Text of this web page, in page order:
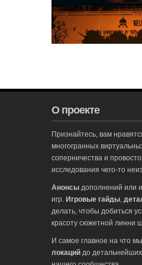
О проекте
Признайтесь, вам
многогранных
соперничества и
исследования чего-то
Анонсы дополнений или
игр. Игровые гайды,
делать, чтобы добиться
красоту сюжетной линни
И самое главное на что
локаций до детальнейших